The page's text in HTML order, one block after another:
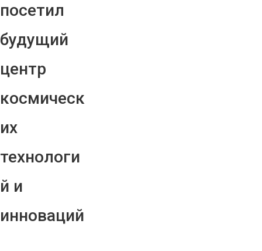
посетил
будущий
центр
космическ
их
технологи
й и
инноваций